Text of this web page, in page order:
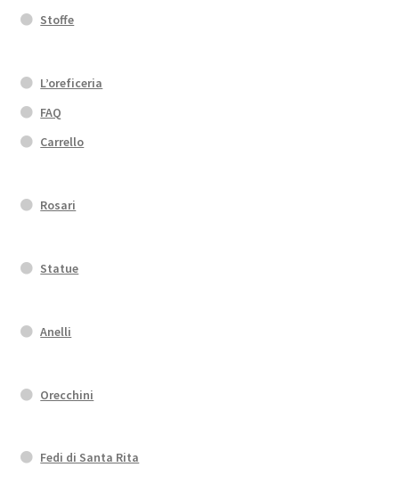
Stoffe
L’oreficeria
FAQ
Carrello
Rosari
Statue
Anelli
Orecchini
Fedi di Santa Rita